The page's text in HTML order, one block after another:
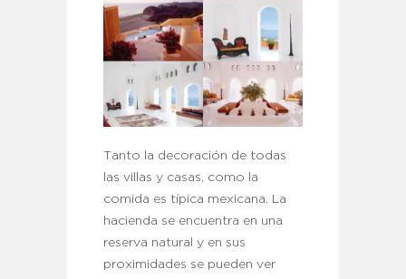
Tanto la decoración de todas
las villas y casas, como la
comida es típica mexicana. La
hacienda se encuentra en una
reserva natural y en sus
proximidades se pueden ver